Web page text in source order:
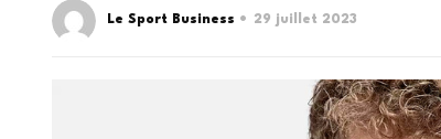
Le Sport Business 29 juillet 2023